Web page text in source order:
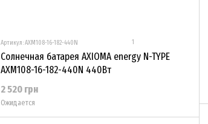
Артикул: AXM108-16-182-440N 1
Солнечная батарея AXIOMA energy N-TYPE
AXM108-16-182-440N 440Вт
2 520 грн
Ожидается